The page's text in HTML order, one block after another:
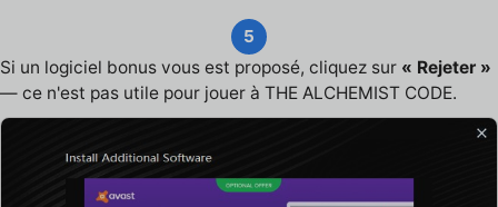
5
Si un logiciel bonus vous est proposé, cliquez sur « Rejeter »
— ce n'est pas utile pour jouer à THE ALCHEMIST CODE.